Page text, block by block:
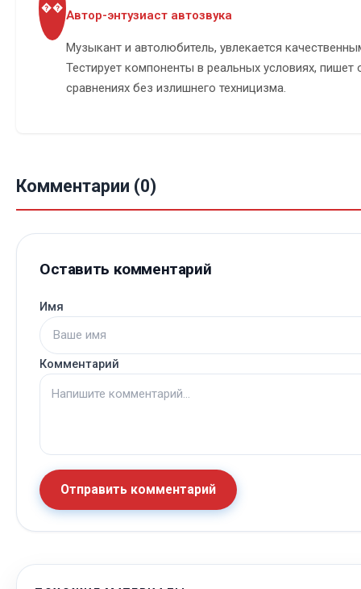
��
Автор-энтузиаст автозвука
Музыкант и автолюбитель, увлекается
Тестирует компоненты в реальных условиях, пишет
сравнениях без излишнего техницизма.
Комментарии (0)
Оставить комментарий
Имя
Комментарий
Отправить комментарий